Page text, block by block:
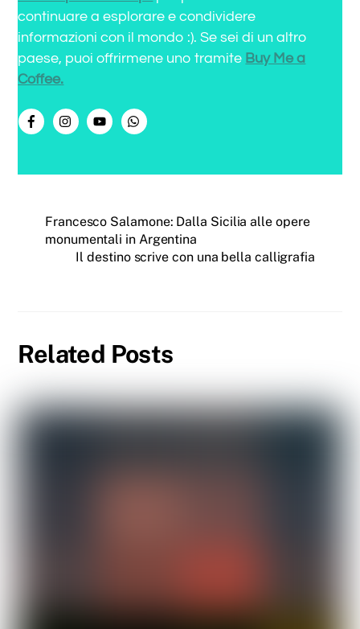
continuare a esplorare e condividere
informazioni con il mondo :). Se sei di un altro
paese, puoi offrirmene uno tramite Buy Me a
Coffee.
Francesco Salamone: Dalla Sicilia alle opere
monumentali in Argentina
Il destino scrive con una bella calligrafia
Related Posts